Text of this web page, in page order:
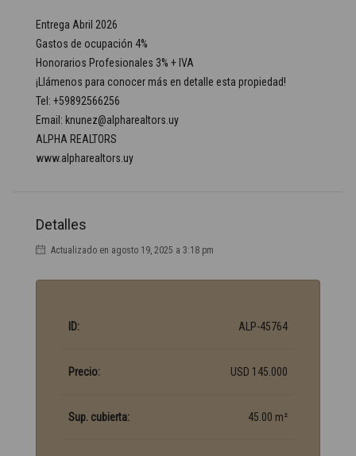
Entrega Abril 2026
Gastos de ocupación 4%
Honorarios Profesionales 3% + IVA
¡Llámenos para conocer más en detalle esta propiedad!
Tel: +59892566256
Email: knunez@alpharealtors.uy
ALPHA REALTORS
www.alpharealtors.uy
Detalles
Actualizado en agosto 19, 2025 a 3:18 pm
ID: ALP-45764
Precio: USD 145.000
Sup. cubierta: 45.00 m²